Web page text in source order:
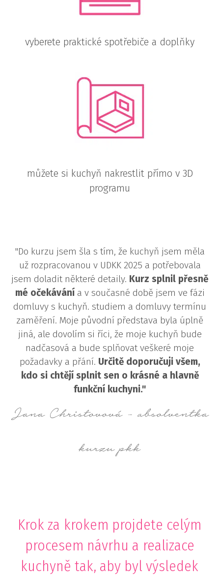
vyberete praktické spotřebiče a doplňky
můžete si kuchyň nakrestlit přímo v 3D
programu
"Do kurzu jsem šla s tím, že kuchyň jsem měla
už rozpracovanou v UDKK 2025 a potřebovala
jsem doladit některé detaily. Kurz splnil přesně
mé očekávánía v současné době jsem ve fázi
domluvy s kuchyň. studiem a domluvy termínu
zaměření. Moje původní představa byla úplně
jiná, ale dovolím si říci, že moje kuchyň bude
nadčasová a bude splňovat veškeré moje
požadavky a přání. Určitě doporučuji všem,
kdo si chtějí splnit sen o krásné a hlavně
funkční kuchyni."
Jana Christovová - absolventka
kurzu pkk
Krok za krokem projdete celým
procesem návrhu a realizace
kuchyně tak, aby byl výsledek